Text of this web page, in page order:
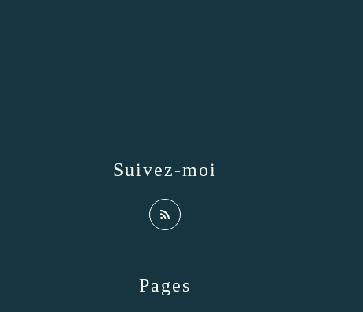
Pages
Suivez-moi